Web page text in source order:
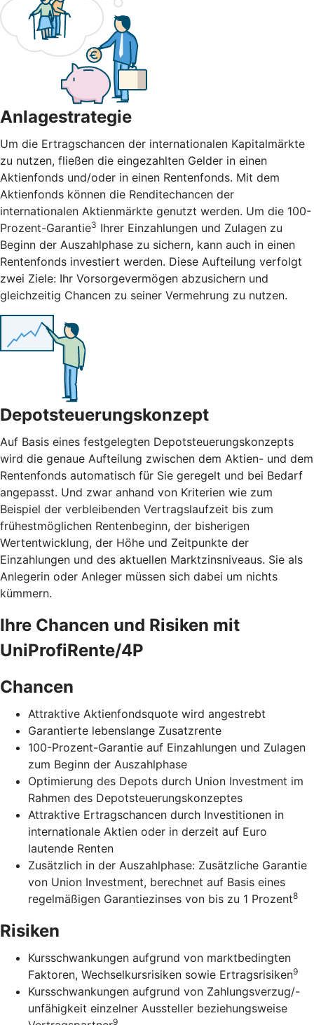
Anlagestrategie
Um die Ertragschancen der internationalen Kapitalmärkte
zu nutzen, fließen die eingezahlten Gelder in einen
Aktienfonds und/oder in einen Rentenfonds. Mit dem
Aktienfonds können die Renditechancen der
internationalen Aktienmärkte genutzt werden. Um die 100-
Prozent-Garantie3 Ihrer Einzahlungen und Zulagen zu
Beginn der Auszahlphase zu sichern, kann auch in einen
Rentenfonds investiert werden. Diese Aufteilung verfolgt
zwei Ziele: Ihr Vorsorgevermögen abzusichern und
gleichzeitig Chancen zu seiner Vermehrung zu nutzen.
Depotsteuerungskonzept
Auf Basis eines festgelegten Depotsteuerungskonzepts
wird die genaue Aufteilung zwischen dem Aktien- und dem
Rentenfonds automatisch für Sie geregelt und bei Bedarf
angepasst. Und zwar anhand von Kriterien wie zum
Beispiel der verbleibenden Vertragslaufzeit bis zum
frühestmöglichen Rentenbeginn, der bisherigen
Wertentwicklung, der Höhe und Zeitpunkte der
Einzahlungen und des aktuellen Marktzinsniveaus. Sie als
Anlegerin oder Anleger müssen sich dabei um nichts
kümmern.
Ihre Chancen und Risiken mit
UniProfiRente/4P
Chancen
Attraktive Aktienfondsquote wird angestrebt
Garantierte lebenslange Zusatzrente
100-Prozent-Garantie auf Einzahlungen und Zulagen
zum Beginn der Auszahlphase
Optimierung des Depots durch Union Investment im
Rahmen des Depotsteuerungskonzeptes
Attraktive Ertragschancen durch Investitionen in
internationale Aktien oder in derzeit auf Euro
lautende Renten
Zusätzlich in der Auszahlphase: Zusätzliche Garantie
von Union Investment, berechnet auf Basis eines
regelmäßigen Garantiezinses von bis zu 1 Prozent8
Risiken
Kursschwankungen aufgrund von marktbedingten
Faktoren, Wechselkursrisiken sowie Ertragsrisiken9
Kursschwankungen aufgrund von Zahlungsverzug/-
unfähigkeit einzelner Aussteller beziehungsweise
9